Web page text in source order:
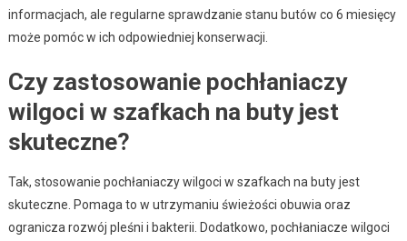
informacjach, ale regularne sprawdzanie stanu butów co 6 miesięcy
może pomóc w ich odpowiedniej konserwacji.
Czy zastosowanie pochłaniaczy
wilgoci w szafkach na buty jest
skuteczne?
Tak, stosowanie pochłaniaczy wilgoci w szafkach na buty jest
skuteczne. Pomaga to w utrzymaniu świeżości obuwia oraz
ogranicza rozwój pleśni i bakterii. Dodatkowo, pochłaniacze wilgoci